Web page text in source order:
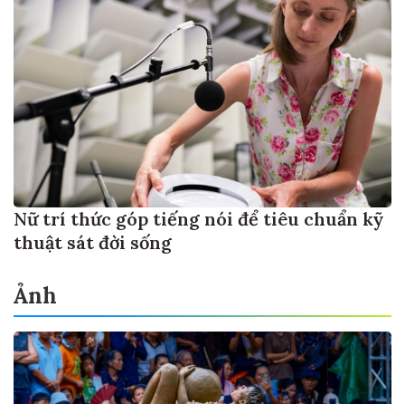
Nữ trí thức góp tiếng nói để tiêu chuẩn kỹ
thuật sát đời sống
Ảnh